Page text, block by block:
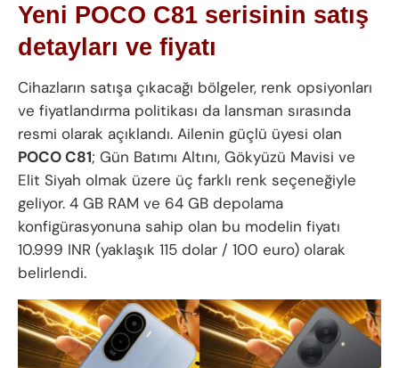
Yeni POCO C81 serisinin satış
detayları ve fiyatı
Cihazların satışa çıkacağı bölgeler, renk opsiyonları
ve fiyatlandırma politikası da lansman sırasında
resmi olarak açıklandı. Ailenin güçlü üyesi olan
POCO C81; Gün Batımı Altını, Gökyüzü Mavisi ve
Elit Siyah olmak üzere üç farklı renk seçeneğiyle
geliyor. 4 GB RAM ve 64 GB depolama
konfigürasyonuna sahip olan bu modelin fiyatı
10.999 INR (yaklaşık 115 dolar / 100 euro) olarak
belirlendi.